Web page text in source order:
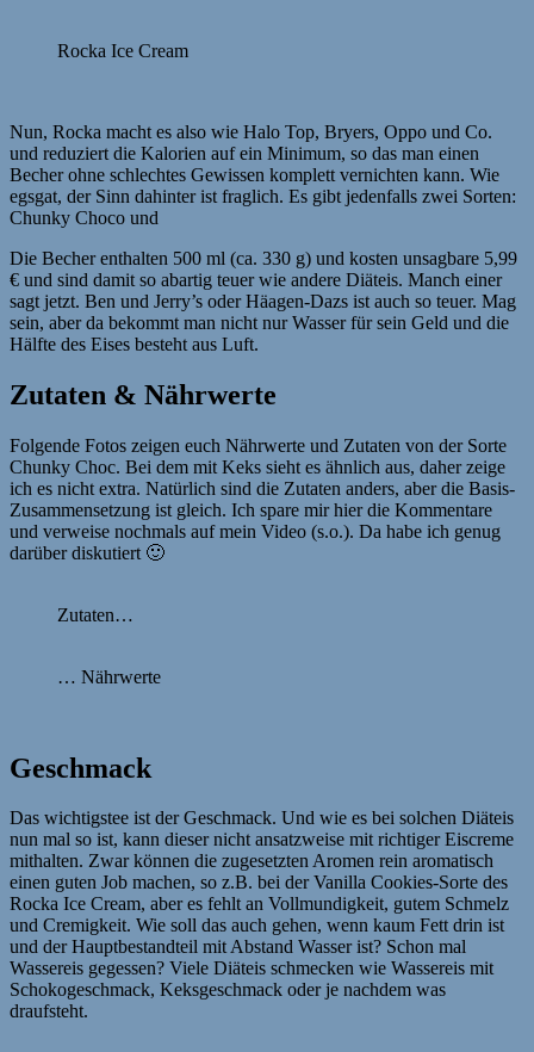
Rocka Ice Cream
Nun, Rocka macht es also wie Halo Top, Bryers, Oppo und Co.
und reduziert die Kalorien auf ein Minimum, so das man einen
Becher ohne schlechtes Gewissen komplett vernichten kann. Wie
egsgat, der Sinn dahinter ist fraglich. Es gibt jedenfalls zwei Sorten:
Chunky Choco und
Die Becher enthalten 500 ml (ca. 330 g) und kosten unsagbare 5,99
€ und sind damit so abartig teuer wie andere Diäteis. Manch einer
sagt jetzt. Ben und Jerry’s oder Häagen-Dazs ist auch so teuer. Mag
sein, aber da bekommt man nicht nur Wasser für sein Geld und die
Hälfte des Eises besteht aus Luft.
Zutaten & Nährwerte
Folgende Fotos zeigen euch Nährwerte und Zutaten von der Sorte
Chunky Choc. Bei dem mit Keks sieht es ähnlich aus, daher zeige
ich es nicht extra. Natürlich sind die Zutaten anders, aber die Basis-
Zusammensetzung ist gleich. Ich spare mir hier die Kommentare
und verweise nochmals auf mein Video (s.o.). Da habe ich genug
darüber diskutiert 🙂
Zutaten…
… Nährwerte
Geschmack
Das wichtigstee ist der Geschmack. Und wie es bei solchen Diäteis
nun mal so ist, kann dieser nicht ansatzweise mit richtiger Eiscreme
mithalten. Zwar können die zugesetzten Aromen rein aromatisch
einen guten Job machen, so z.B. bei der Vanilla Cookies-Sorte des
Rocka Ice Cream, aber es fehlt an Vollmundigkeit, gutem Schmelz
und Cremigkeit. Wie soll das auch gehen, wenn kaum Fett drin ist
und der Hauptbestandteil mit Abstand Wasser ist? Schon mal
Wassereis gegessen? Viele Diäteis schmecken wie Wassereis mit
Schokogeschmack, Keksgeschmack oder je nachdem was
draufsteht.